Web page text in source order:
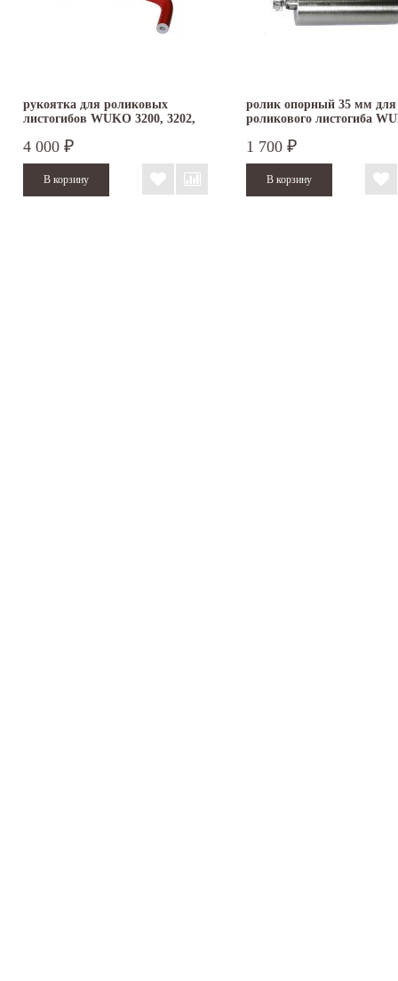
рукоятка для роликовых
листогибов WUKO 3200, 3202,
4 000 ₽
ролик опорный 35 мм для
роликового листогиба
1 700 ₽